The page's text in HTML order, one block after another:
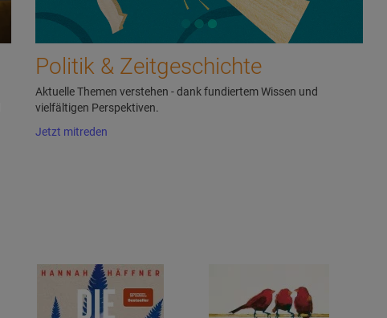
Politik & Zeitgeschichte
Aktuelle Themen verstehen - dank fundiertem Wissen und
vielfältigen Perspektiven.
Jetzt mitreden